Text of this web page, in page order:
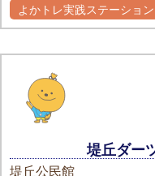
よかトレ実践ステーション
堤丘ダー
堤丘公民館